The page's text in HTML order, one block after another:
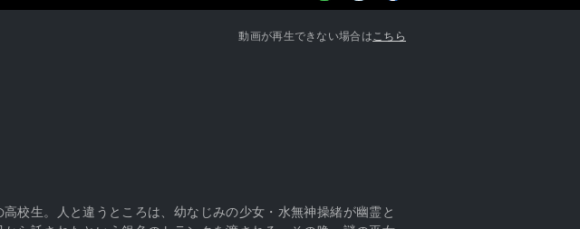
動画が再生できない場合はこちら
校生。人と違うところは、幼なじみの少女・水無神操緒が幽霊と